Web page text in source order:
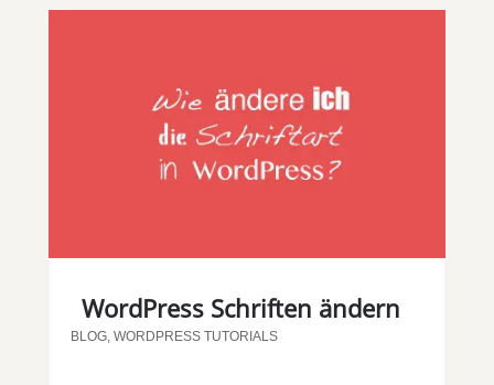
WordPress Schriften ändern
BLOG, WORDPRESS TUTORIALS